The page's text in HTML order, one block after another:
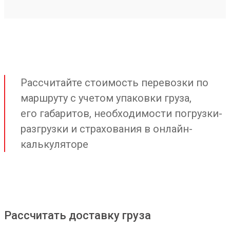
Рассчитайте стоимость перевозки по
маршруту с учетом упаковки груза,
его габаритов, необходимости погрузки-
разгрузки и страхования в онлайн-
калькуляторе
Рассчитать доставку груза